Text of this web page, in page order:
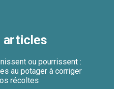
articles
ou pourrissent :
au potager à corriger
récoltes